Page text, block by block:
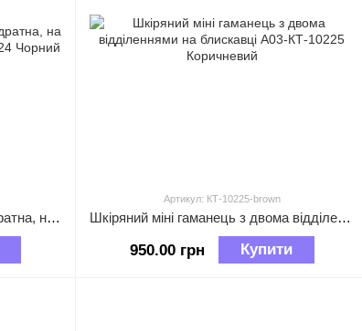
Шкіряний гаманець форма квадратна, на блискавці з ремінцем А03-КТ-10224 Чорний
Артикул: КТ-10225-brown
Шкіряний міні гаманець з двома відділеннями на блискавці А03-КТ-10225 Коричневий
950.00 грн Купити